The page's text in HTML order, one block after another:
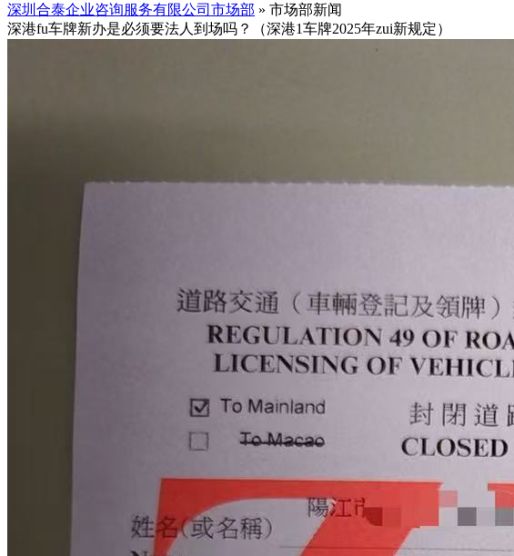
深圳合泰企业咨询服务有限公司市场部 » 市场部新闻
深港fu车牌新办是必须要法人到场吗？（深港1车牌2025年zui新规定）